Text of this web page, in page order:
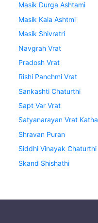
Masik Durga Ashtami
Masik Kala Ashtmi
Masik Shivratri
Navgrah Vrat
Pradosh Vrat
Rishi Panchmi Vrat
Sankashti Chaturthi
Sapt Var Vrat
Satyanarayan Vrat Katha
Shravan Puran
Siddhi Vinayak Chaturthi
Skand Shishathi